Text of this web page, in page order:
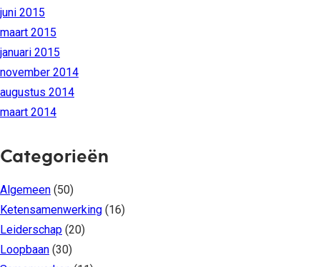
juni 2015
maart 2015
januari 2015
november 2014
augustus 2014
maart 2014
Categorieën
Algemeen (50)
Ketensamenwerking (16)
Leiderschap (20)
Loopbaan (30)